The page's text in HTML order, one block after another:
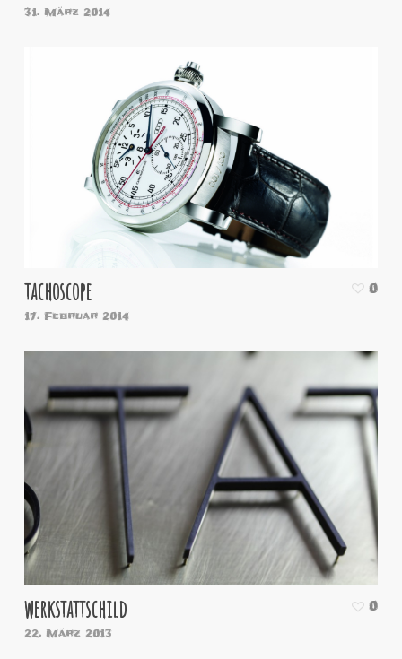
31. März 2014
tachoscope
17. Februar 2014
0
werkstattschild
22. März 2013
0